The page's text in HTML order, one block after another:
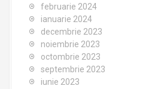
februarie 2024
ianuarie 2024
decembrie 2023
noiembrie 2023
octombrie 2023
septembrie 2023
iunie 2023